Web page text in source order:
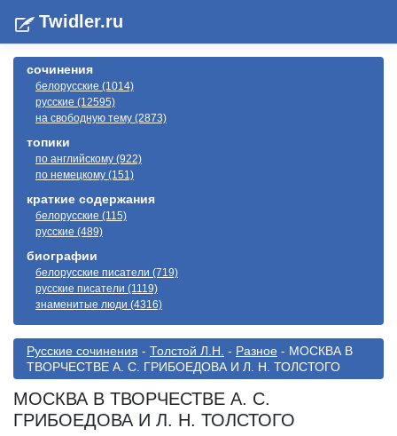
Twidler.ru
сочинения
белорусские (1014)
русские (12595)
на свободную тему (2873)
топики
по английскому (922)
по немецкому (151)
краткие содержания
белорусские (115)
русские (489)
биографии
белорусские писатели (719)
русские писатели (1119)
знаменитые люди (4316)
Русские сочинения - Толстой Л.Н. - Разное - МОСКВА В
ТВОРЧЕСТВЕ А. С. ГРИБОЕДОВА И Л. Н. ТОЛСТОГО
МОСКВА В ТВОРЧЕСТВЕ А. С.
ГРИБОЕДОВА И Л. Н. ТОЛСТОГО